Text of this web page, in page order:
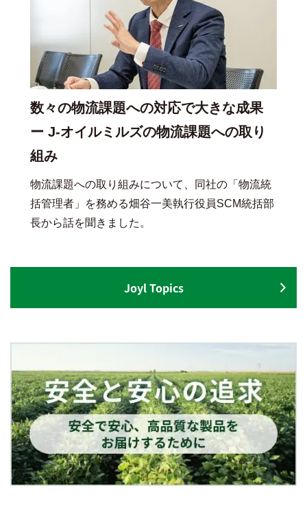
数々の物流課題への対応で大きな成果
ー J-オイルミルズの物流課題への取り
組み
物流課題への取り組みについて、同社の「物流統
括管理者」を務める畑谷一美執行役員SCM統括部
長から話を聞きました。
Joyl Topics